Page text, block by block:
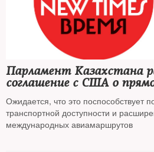
Парламент Казахстана
соглашение с США о
Ожидается, что это поспособствует
транспортной доступности и
международных авиамаршрутов